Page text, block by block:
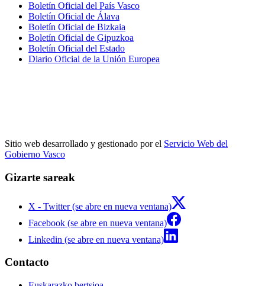
Boletín Oficial del País Vasco
Boletín Oficial de Álava
Boletín Oficial de Bizkaia
Boletín Oficial de Gipuzkoa
Boletín Oficial del Estado
Diario Oficial de la Unión Europea
Sitio web desarrollado y gestionado por el Servicio Web del
Gobierno Vasco
Gizarte sareak
X - Twitter (se abre en nueva ventana)
Facebook (se abre en nueva ventana)
Linkedin (se abre en nueva ventana)
Contacto